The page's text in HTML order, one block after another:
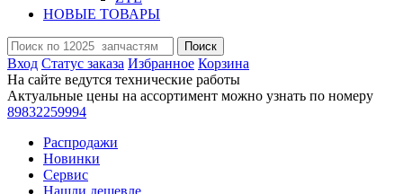
НОВЫЕ ТОВАРЫ
Поиск
Вход Статус заказа Избранное Корзина
На сайте ведутся технические работы
Актуальные цены на ассортимент можно узнать по номеру
89832259994
Распродажи
Новинки
Сервис
Нашли дешевле